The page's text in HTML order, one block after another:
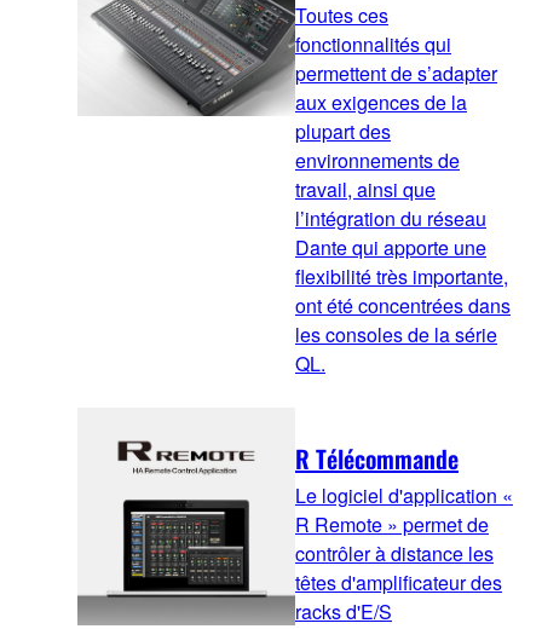
Toutes ces
fonctionnalités qui
permettent de s’adapter
aux exigences de la
plupart des
environnements de
travail, ainsi que
l’intégration du réseau
Dante qui apporte une
flexibilité très importante,
ont été concentrées dans
les consoles de la série
QL.
R Télécommande
Le logiciel d'application «
R Remote » permet de
contrôler à distance les
têtes d'amplificateur des
racks d'E/S